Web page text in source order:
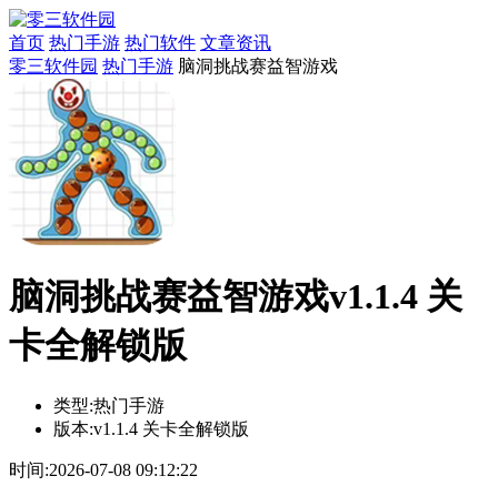
首页 热门手游 热门软件 文章资讯
零三软件园 热门手游 脑洞挑战赛益智游戏
脑洞挑战赛益智游戏v1.1.4 关
卡全解锁版
类型:热门手游
版本:v1.1.4 关卡全解锁版
时间:2026-07-08 09:12:22